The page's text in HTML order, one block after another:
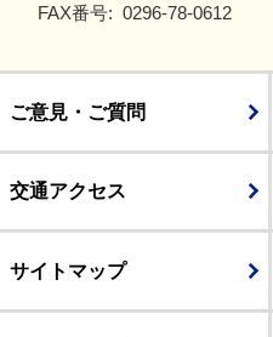
FAX番号: 0296-78-0612
ご意見・ご質問
交通アクセス
サイトマップ